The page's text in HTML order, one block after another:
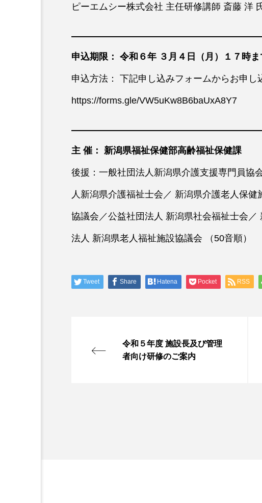
ピーエムシー株式会社 主任研修講師 斎藤 洋
申込期限： 令和６年 ３月４日（月）１７時
申込方法： 下記申し込みフォームからお申し
https://forms.gle/VW5uKw8B6baUxA8Y7
主 催： 新潟県福祉保健部高齢福祉保健課
後援：一般社団法人新潟県介護支援専門員協
人新潟県介護福祉士会／ 新潟県介護老人保
協議会／公益社団法人 新潟県社会福祉士会
法人 新潟県老人福祉施設協議会 （50音順）
Tweet Share Hatena Pocket RSS
令和５年度 施設長及び管理
者向け研修のご案内